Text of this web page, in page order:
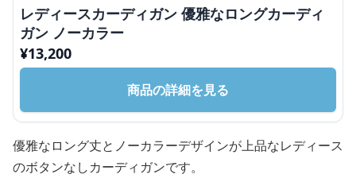
レディースカーディガン 優雅なロングカーディ
ガン ノーカラー
¥13,200
商品の詳細を見る
優雅なロング丈とノーカラーデザインが上品なレディース
のボタンなしカーディガンです。